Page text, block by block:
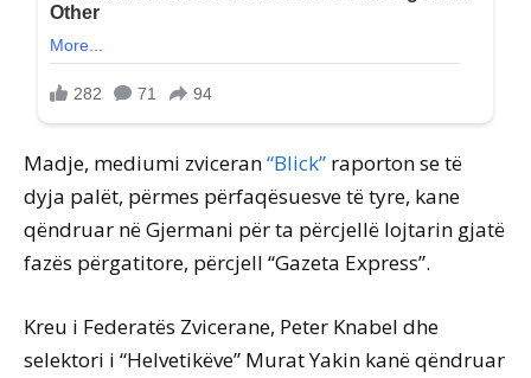
Madje, mediumi zviceran“Blick” raporton se të
dyja palët, përmes përfaqësuesve të tyre, kane
qëndruar në Gjermani për ta përcjellë lojtarin gjatë
fazës përgatitore, përcjell “Gazeta Express”.
Kreu i Federatës Zvicerane, Peter Knabel dhe
selektori i “Helvetikëve” Murat Yakin kanë qëndruar